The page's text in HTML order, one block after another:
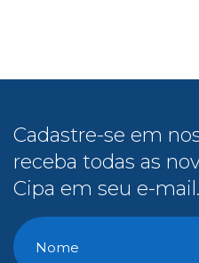
Cadastre-se em
receba todas as
Cipa em seu e-mail.